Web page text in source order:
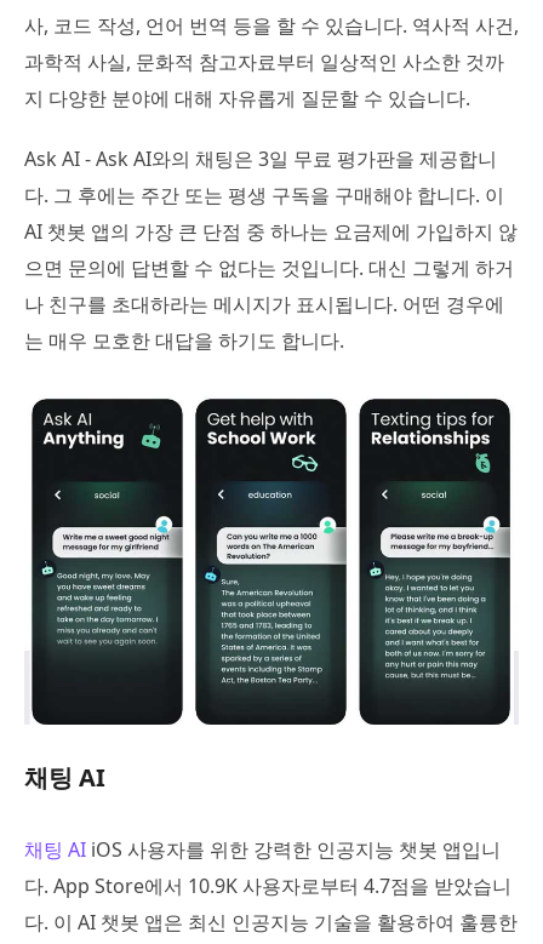
사, 코드 작성, 언어 번역 등을 할 수 있습니다. 역사적 사건,
과학적 사실, 문화적 참고자료부터 일상적인 사소한 것까
지 다양한 분야에 대해 자유롭게 질문할 수 있습니다.
Ask AI - Ask AI와의 채팅은 3일 무료 평가판을 제공합니
다. 그 후에는 주간 또는 평생 구독을 구매해야 합니다. 이
AI 챗봇 앱의 가장 큰 단점 중 하나는 요금제에 가입하지 않
으면 문의에 답변할 수 없다는 것입니다. 대신 그렇게 하거
나 친구를 초대하라는 메시지가 표시됩니다. 어떤 경우에
는 매우 모호한 대답을 하기도 합니다.
채팅 AI
채팅 AI iOS 사용자를 위한 강력한 인공지능 챗봇 앱입니
다. App Store에서 10.9K 사용자로부터 4.7점을 받았습니
다. 이 AI 챗봇 앱은 최신 인공지능 기술을 활용하여 훌륭한